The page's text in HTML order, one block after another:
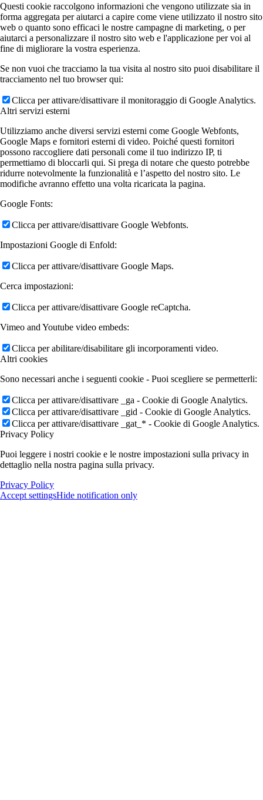
Questi cookie raccolgono informazioni che vengono utilizzate sia in
forma aggregata per aiutarci a capire come viene utilizzato il nostro sito
web o quanto sono efficaci le nostre campagne di marketing, o per
aiutarci a personalizzare il nostro sito web e l'applicazione per voi al
fine di migliorare la vostra esperienza.
Se non vuoi che tracciamo la tua visita al nostro sito puoi disabilitare il
tracciamento nel tuo browser qui:
Clicca per attivare/disattivare il monitoraggio di Google Analytics.
Altri servizi esterni
Utilizziamo anche diversi servizi esterni come Google Webfonts,
Google Maps e fornitori esterni di video. Poiché questi fornitori
possono raccogliere dati personali come il tuo indirizzo IP, ti
permettiamo di bloccarli qui. Si prega di notare che questo potrebbe
ridurre notevolmente la funzionalità e l’aspetto del nostro sito. Le
modifiche avranno effetto una volta ricaricata la pagina.
Google Fonts:
Clicca per attivare/disattivare Google Webfonts.
Impostazioni Google di Enfold:
Clicca per attivare/disattivare Google Maps.
Cerca impostazioni:
Clicca per attivare/disattivare Google reCaptcha.
Vimeo and Youtube video embeds:
Clicca per abilitare/disabilitare gli incorporamenti video.
Altri cookies
Sono necessari anche i seguenti cookie - Puoi scegliere se permetterli:
Clicca per attivare/disattivare _ga - Cookie di Google Analytics.
Clicca per attivare/disattivare _gid - Cookie di Google Analytics.
Clicca per attivare/disattivare _gat_* - Cookie di Google Analytics.
Privacy Policy
Puoi leggere i nostri cookie e le nostre impostazioni sulla privacy in
dettaglio nella nostra pagina sulla privacy.
Privacy Policy
Accept settingsHide notification only